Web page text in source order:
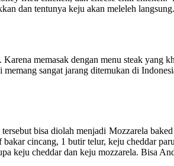
dan tentunya keju akan meleleh
memasak dengan menu steak
sangat jarang ditemukan di
bisa diolah menjadi Mozzarela
cincang, 1 butir telur, keju cheddar
keju cheddar dan keju mozzarela. Bisa